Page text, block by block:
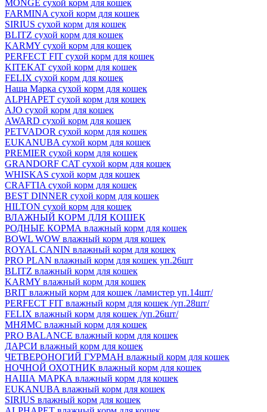
MONGE сухой корм для кошек
FARMINA сухой корм для кошек
SIRIUS сухой корм для кошек
BLITZ сухой корм для кошек
KARMY сухой корм для кошек
PERFECT FIT сухой корм для кошек
KITEKAT сухой корм для кошек
FELIX сухой корм для кошек
Наша Марка сухой корм для кошек
ALPHAPET сухой корм для кошек
AJO сухой корм для кошек
AWARD сухой корм для кошек
PETVADOR сухой корм для кошек
EUKANUBA сухой корм для кошек
PREMIER сухой корм для кошек
GRANDORF CAT сухой корм для кошек
WHISKAS сухой корм для кошек
CRAFTIA сухой корм для кошек
BEST DINNER сухой корм для кошек
HILTON сухой корм для кошек
ВЛАЖНЫЙ КОРМ ДЛЯ КОШЕК
РОДНЫЕ КОРМА влажный корм для кошек
BOWL WOW влажный корм для кошек
ROYAL CANIN влажный корм для кошек
PRO PLAN влажный корм для кошек уп.26шт
BLITZ влажный корм для кошек
KARMY влажный корм для кошек
BRIT влажный корм для кошек /ламистер уп.14шт/
PERFECT FIT влажный корм для кошек /уп.28шт/
FELIX влажный корм для кошек /уп.26шт/
МНЯМС влажный корм для кошек
PRO BALANCE влажный корм для кошек
ДАРСИ влажный корм для кошек
ЧЕТВЕРОНОГИЙ ГУРМАН влажный корм для кошек
НОЧНОЙ ОХОТНИК влажный корм для кошек
НАША МАРКА влажный корм для кошек
EUKANUBA влажный корм для кошек
SIRIUS влажный корм для кошек